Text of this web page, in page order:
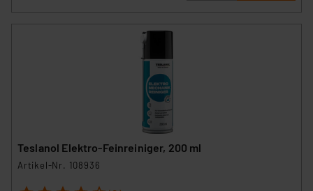
Teslanol Elektro-Feinreiniger, 200 ml
Artikel-Nr. 108936